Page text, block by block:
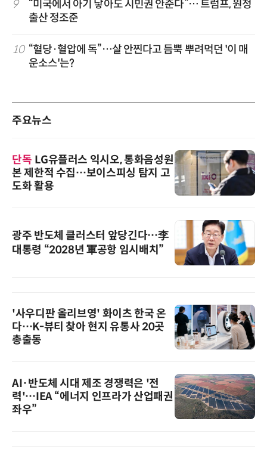
9
“미국에서 아기 낳아도 시민권 안준다”… 트럼프, 원정
출산 정조준
10 “혈당·혈압에 독”…살 안찐다고 듬뿍 뿌려먹던 '이 매
운소스'는?
주요뉴스
단독 LG유플러스 익시오, 통화음성원
본 제한적 수집…보이스피싱 탐지 고
도화 활용
광주 반도체 클러스터 앞당긴다…李
대통령 “2028년 軍공항 임시배치”
'사우디판 올리브영' 화이츠 한국 온
다…K-뷰티 찾아 현지 유통사 20곳
총출동
AI·반도체 시대 제조 경쟁력은 '전
력'…IEA “에너지 인프라가 산업패권
좌우”